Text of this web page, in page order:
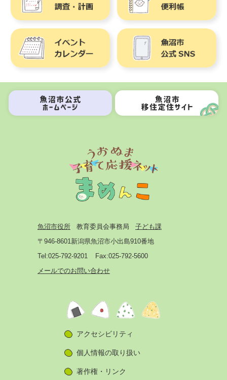
魚沼市役所 教育委員会事務局
子ども課
〒946-8601 新潟県魚沼市小出島910番地
Tel:025-792-9201
Fax:025-792-5600
メールでのお問い合わせ
アクセシビリティ
個人情報の取り扱い
著作権・リンク